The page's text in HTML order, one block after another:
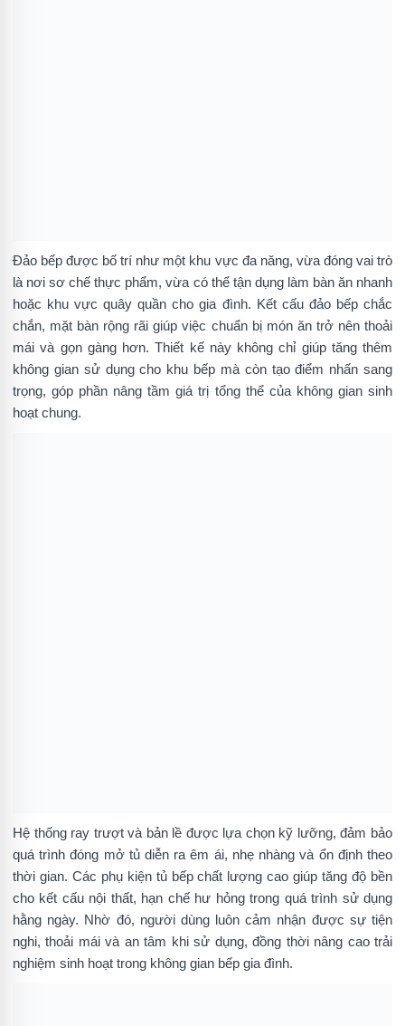
Đảo bếp được bố trí như một khu vực đa năng, vừa đóng vai trò
là nơi sơ chế thực phẩm, vừa có thể tận dụng làm bàn ăn nhanh
hoặc khu vực quây quần cho gia đình. Kết cấu đảo bếp chắc
chắn, mặt bàn rộng rãi giúp việc chuẩn bị món ăn trở nên thoải
mái và gọn gàng hơn. Thiết kế này không chỉ giúp tăng thêm
không gian sử dụng cho khu bếp mà còn tạo điểm nhấn sang
trọng, góp phần nâng tầm giá trị tổng thể của không gian sinh
hoạt chung.
Hệ thống ray trượt và bản lề được lựa chọn kỹ lưỡng, đảm bảo
quá trình đóng mở tủ diễn ra êm ái, nhẹ nhàng và ổn định theo
thời gian. Các phụ kiện tủ bếp chất lượng cao giúp tăng độ bền
cho kết cấu nội thất, hạn chế hư hỏng trong quá trình sử dụng
hằng ngày. Nhờ đó, người dùng luôn cảm nhận được sự tiện
nghi, thoải mái và an tâm khi sử dụng, đồng thời nâng cao trải
nghiệm sinh hoạt trong không gian bếp gia đình.